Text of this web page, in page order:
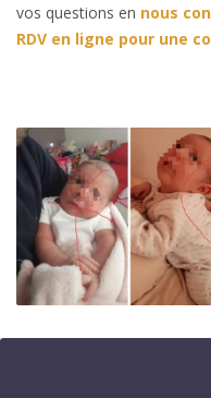
vos questions en nous
RDV en ligne pour une